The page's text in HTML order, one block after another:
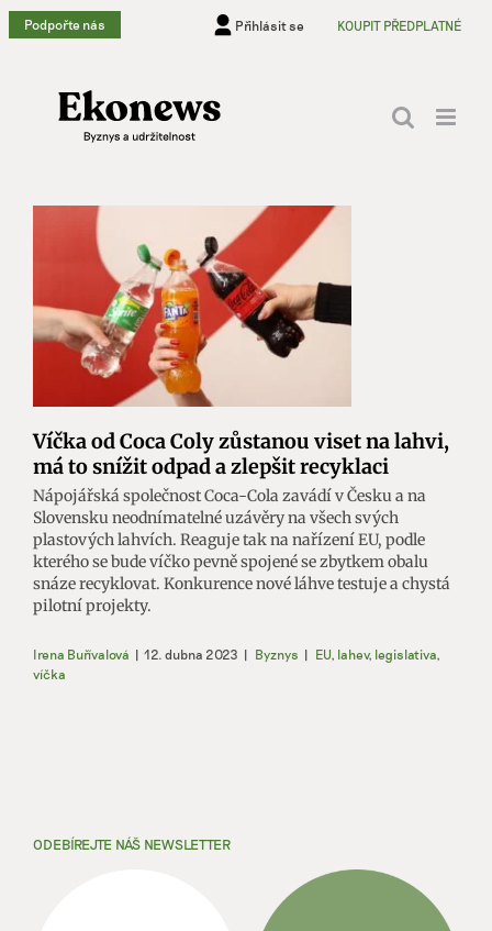
Přeskočit
na
Podpořte nás Přihlásit se KOUPIT PŘEDPLATNÉ
Víčka od Coca Coly zůstanou viset na lahvi,
má to snížit odpad a zlepšit recyklaci
Nápojářská společnost Coca-Cola zavádí v Česku a na
Slovensku neodnímatelné uzávěry na všech svých
plastových lahvích. Reaguje tak na nařízení EU, podle
kterého se bude víčko pevně spojené se zbytkem obalu
snáze recyklovat. Konkurence nové láhve testuje a chystá
pilotní projekty.
Irena Buřívalová | 12. dubna 2023 | Byznys | EU, lahev, legislativa,
víčka
ODEBÍREJTE NÁŠ NEWSLETTER